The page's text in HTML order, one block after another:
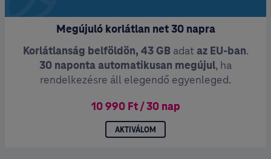
Megújuló korlátlan net 30 napra
Korlátlanság belföldön, 43 GBadat az EU-ban.
30 naponta automatikusan megújul, ha
rendelkezésre áll elegendő egyenleged.
10 990 Ft / 30 nap
AKTIVÁLOM